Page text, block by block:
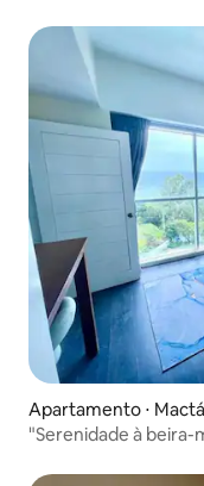
Apartamento ⋅
"Serenidade à beira-